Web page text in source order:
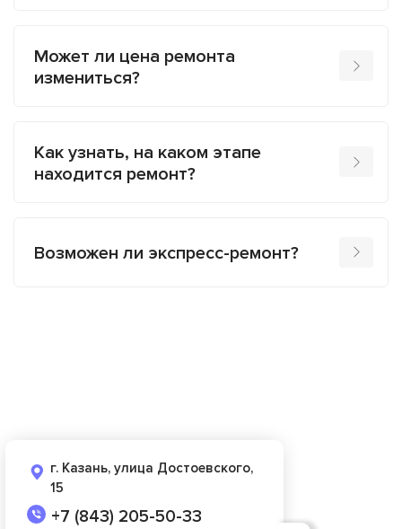
Может ли цена ремонта
измениться?
Как узнать, на каком этапе
находится ремонт?
Возможен ли экспресс-ремонт?
г. Казань, улица Достоевского,
15
+7 (843) 205-50-33